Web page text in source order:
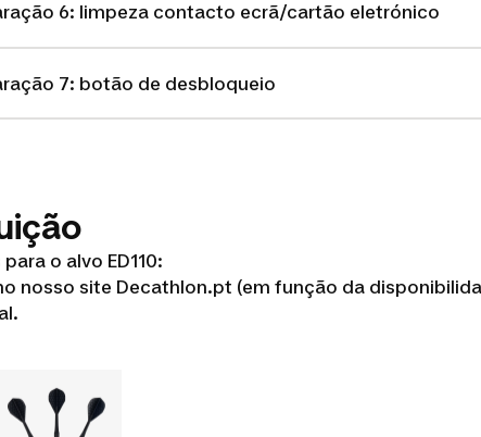
6: limpeza contacto ecrã/cartão eletrónico
7: botão de desbloqueio
o alvo ED110:
nosso site Decathlon.pt (em função da